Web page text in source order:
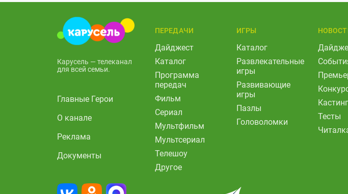
Карусель — телеканал
для всей семьи.
Главные Герои
О канале
Реклама
Документы
ПЕРЕДАЧИ
Дайджест
Каталог
Программа
передач
Фильм
Сериал
Мультфильм
Мультсериал
Телешоу
Другое
ИГРЫ
Каталог
Развлекательные
игры
Развивающие
игры
Пазлы
Головоломки
Тесты